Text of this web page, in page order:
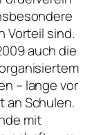
Vorteil sind.
auch die
– lange vor
an Schulen.
mit